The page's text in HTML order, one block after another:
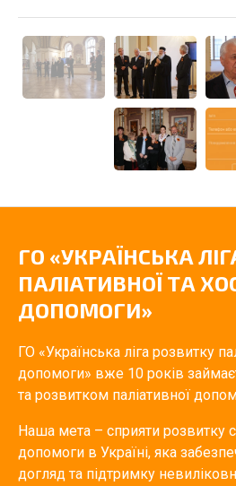
ГО «УКРАЇНСЬКА
ПАЛІАТИВНОЇ ТА
ДОПОМОГИ»
ГО «Українська ліга розвитку
допомоги» вже 10 років
та розвитком паліативної
Наша мета – сприяти розвитку
допомоги в Україні, яка
догляд та підтримку